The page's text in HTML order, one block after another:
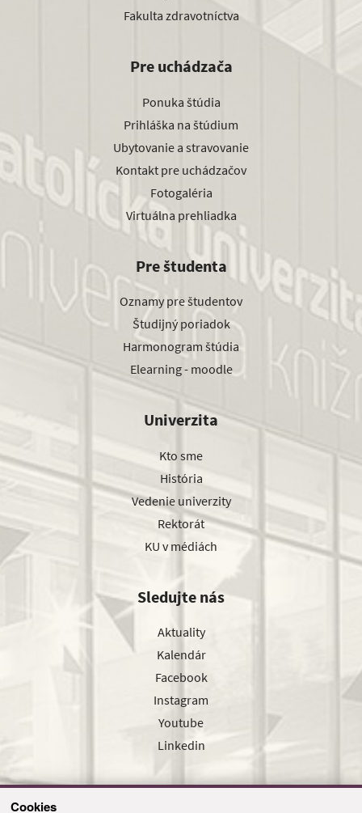
Cookies
Fakulta zdravotníctva
Pre uchádzača
Ponuka štúdia
Prihláška na štúdium
Ubytovanie a stravovanie
Kontakt pre uchádzačov
Fotogaléria
Virtuálna prehliadka
Pre študenta
Oznamy pre študentov
Študijný poriadok
Harmonogram štúdia
Elearning - moodle
Univerzita
Kto sme
História
Vedenie univerzity
Rektorát
KU v médiách
Sledujte nás
Aktuality
Kalendár
Facebook
Instagram
Youtube
Linkedin